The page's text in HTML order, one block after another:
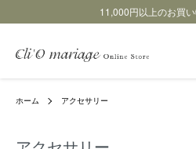
11,000円以上のお買
ホーム アクセサリー